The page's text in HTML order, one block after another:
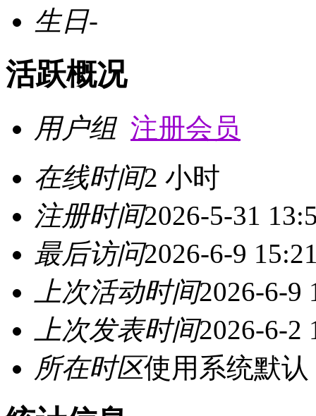
生日-
活跃概况
用户组 注册会员
在线时间2 小时
注册时间2026-5-31
最后访问2026-6-9
上次活动时间2026-6-9
上次发表时间2026-6-2
所在时区使用系统默认